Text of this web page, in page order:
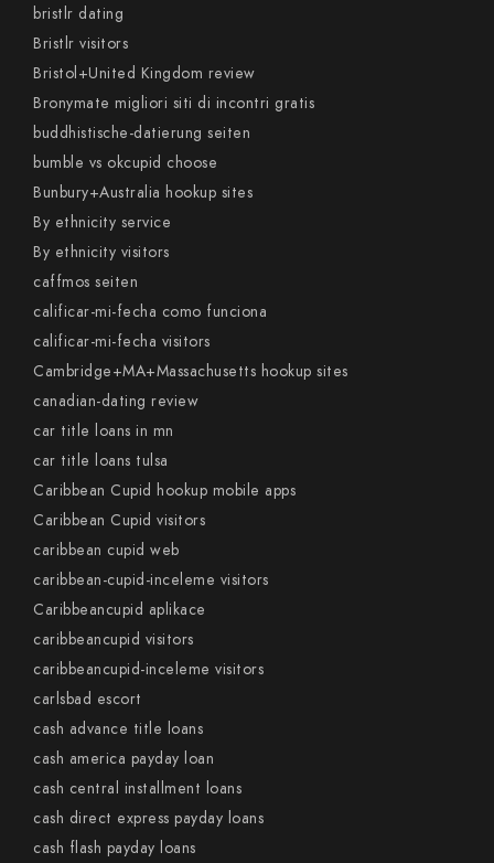
bristlr dating
Bristlr visitors
Bristol+United Kingdom review
Bronymate migliori siti di incontri gratis
buddhistische-datierung seiten
bumble vs okcupid choose
Bunbury+Australia hookup sites
By ethnicity service
By ethnicity visitors
caffmos seiten
calificar-mi-fecha como funciona
calificar-mi-fecha visitors
Cambridge+MA+Massachusetts hookup sites
canadian-dating review
car title loans in mn
car title loans tulsa
Caribbean Cupid hookup mobile apps
Caribbean Cupid visitors
caribbean cupid web
caribbean-cupid-inceleme visitors
Caribbeancupid aplikace
caribbeancupid visitors
caribbeancupid-inceleme visitors
carlsbad escort
cash advance title loans
cash america payday loan
cash central installment loans
cash direct express payday loans
cash flash payday loans